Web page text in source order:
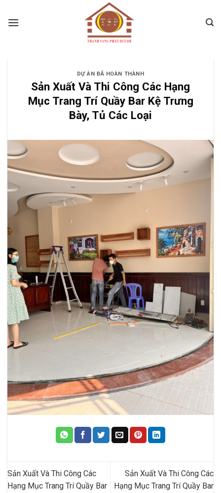
DỰ ÁN ĐÃ HOÀN THÀNH
Sản Xuất Và Thi Công Các Hạng
Mục Trang Trí Quầy Bar Kệ Trưng
Bày, Tủ Các Loại
Sản Xuất Và Thi Công Các
Hạng Mục Trang Trí Quầy Bar
Sản Xuất Và Thi Công Các
Hạng Mục Trang Trí Quầy Bar